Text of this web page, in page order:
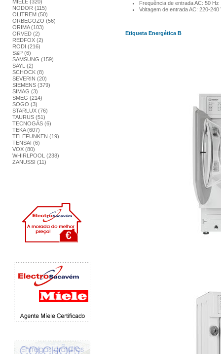
MIELE (320)
NODOR (115)
OLITREM (50)
ORBEGOZO (56)
ORIMA (103)
ORVED (2)
REDFOX (2)
RODI (216)
S&P (6)
SAMSUNG (159)
SAYL (2)
SCHOCK (8)
SEVERIN (20)
SIEMENS (379)
SIMAG (3)
SMEG (214)
SOGO (3)
STARLUX (76)
TAURUS (51)
TECNOGÁS (6)
TEKA (607)
TELEFUNKEN (19)
TENSAI (6)
VOX (80)
WHIRLPOOL (238)
ZANUSSI (11)
Frequência de entrada AC: 50 Hz
Voltagem de entrada AC: 220-240
Etiqueta Energética B